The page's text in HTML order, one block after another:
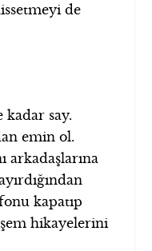
de
say.
emin ol.
arkadaşlarına
kapatıp
hikayelerini